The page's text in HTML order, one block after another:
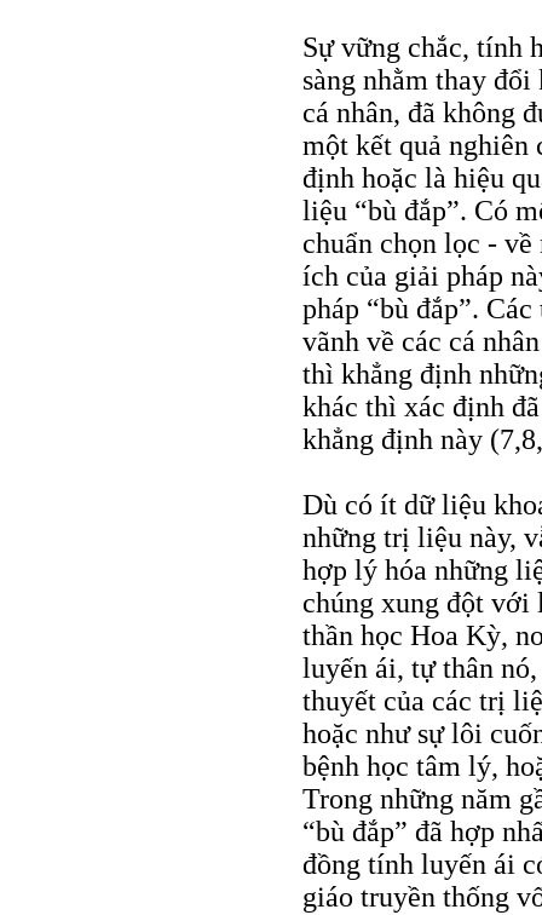
Sự vững chắc, tính
sàng nhằm thay
cá nhân, đã không
một kết quả nghiên
định hoặc là hiệu
liệu “bù đắp”. Có
chuẩn chọn lọc -
ích của giải pháp
pháp “bù đắp”.
vãnh về các cá
thì khẳng định
khác thì xác định
khẳng định này
Dù có ít dữ liệu
những trị liệu này,
hợp lý hóa những
chúng xung đột với
thần học Hoa Kỳ,
luyến ái, tự thân
thuyết của các trị
hoặc như sự lôi
bệnh học tâm lý,
Trong những năm
“bù đắp” đã hợp
đồng tính luyến ái
giáo truyền thống